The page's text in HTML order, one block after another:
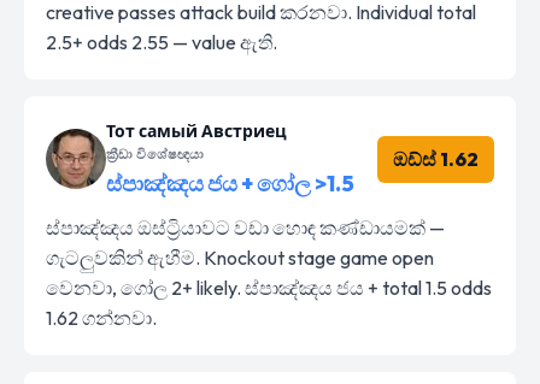
creative passes attack build කරනවා. Individual total
2.5+ odds 2.55 — value ඇති.
Тот самый Австриец
ක්‍රීඩා විශේෂඥයා
ස්පාඤ්ඤය ජය + ගෝල >1.5
ඔඩ්ස් 1.62
ස්පාඤ්ඤය ඔස්ට්‍රියාවට වඩා හොඳ කණ්ඩායමක් —
ගැටලුවකින් ඇහීම. Knockout stage game open
වෙනවා, ගෝල 2+ likely. ස්පාඤ්ඤය ජය + total 1.5 odds
1.62 ගන්නවා.